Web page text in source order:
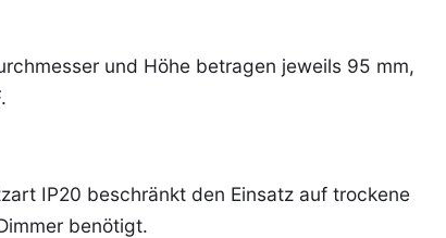
und Höhe betragen jeweils 95 mm,
IP20 beschränkt den Einsatz auf trockene
benötigt.